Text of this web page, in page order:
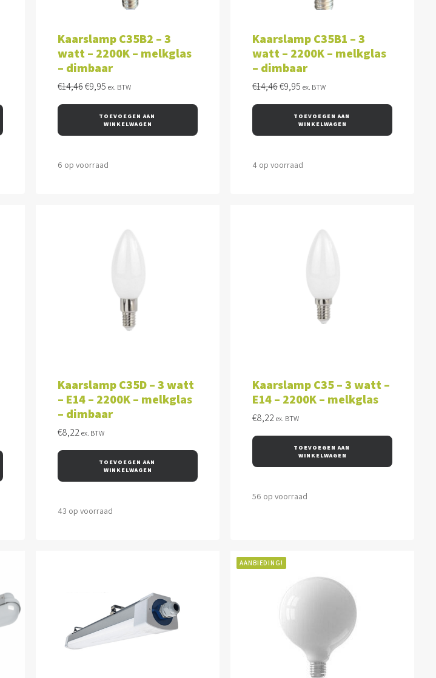
Kaarslamp C35B2 – 3
watt – 2200K – melkglas
– dimbaar
€14,46Oorspronkelijke
€14,46.
€9,95Huidige
€9,95.
ex. BTW
TOEVOEGEN AAN
WINKELWAGEN
6 op voorraad
Kaarslamp C35B1 – 3
watt – 2200K – melkglas
– dimbaar
€14,46Oorspronkelijke
€14,46.
€9,95Huidige
€9,95.
ex. BTW
TOEVOEGEN AAN
WINKELWAGEN
4 op voorraad
Kaarslamp C35D – 3 watt
– E14 – 2200K – melkglas
– dimbaar
€8,22 ex. BTW
TOEVOEGEN AAN
WINKELWAGEN
43 op voorraad
Kaarslamp C35 – 3 watt –
E14 – 2200K – melkglas
€8,22 ex. BTW
TOEVOEGEN AAN
WINKELWAGEN
56 op voorraad
AANBIEDING!